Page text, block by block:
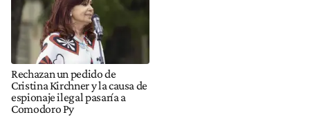
Rechazan un pedido de
Cristina Kirchner y la causa de
espionaje ilegal pasaría a
Comodoro Py